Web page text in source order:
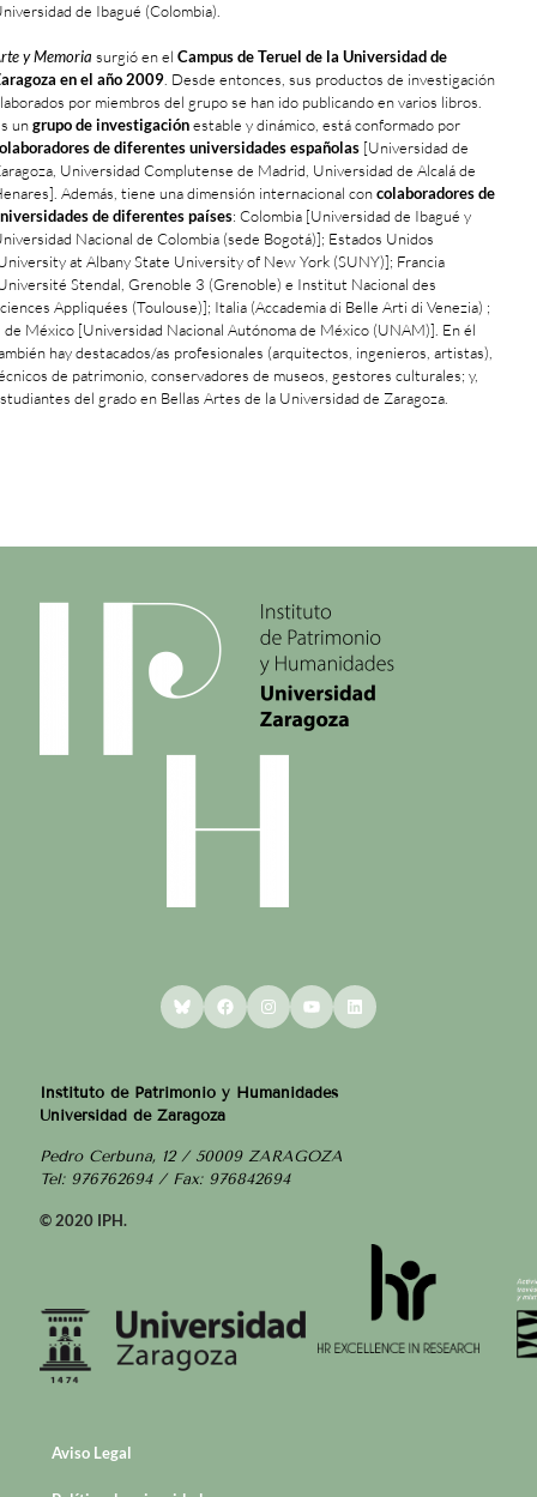
de Ibagué (Colombia).
y Memoria surgió en el Campus de Teruel de la Universidad de
en el año 2009 . Desde entonces, sus productos de investigación
por miembros del grupo se han ido publicando en varios libros.
ungrupo de investigaciónestable y dinámico, está conformado por
de diferentes universidades españolas [Universidad de
Universidad Complutense de Madrid, Universidad de Alcalá de
Además, tiene una dimensión internacional concolaboradores de
de diferentes países: Colombia [Universidad de Ibagué y
Nacional de Colombia (sede Bogotá)]; Estados Unidos
at Albany State University of New York (SUNY)]; Francia
Stendal, Grenoble 3 (Grenoble) e Institut Nacional des
Appliquées (Toulouse)]; Italia (Accademia di Belle Arti di Venezia) ;
de México [Universidad Nacional Autónoma de México (UNAM)]. En él
hay destacados/as profesionales (arquitectos, ingenieros, artistas),
de patrimonio, conservadores de museos, gestores culturales; y,
del grado en Bellas Artes de la Universidad de Zaragoza.
BlueskyFacebookInstagram
YouTubeLinkedIn
Instituto de Patrimonio y Humanidades
Universidad de Zaragoza
Pedro Cerbuna, 12 / 50009 ZARAGOZA
Tel: 976762694 / Fax: 976842694
© 2020 IPH.
Aviso Legal